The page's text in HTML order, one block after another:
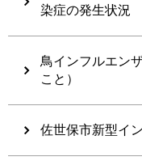
染症の発生状況
鳥インフルエン
こと）
佐世保市新型イ